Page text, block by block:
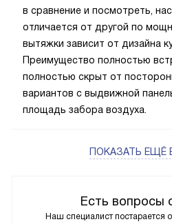
Есть вопросы
Наш специалист постарается
в сравнение и посмотреть,
отличается от другой по
вытяжки зависит от дизайна
Преимущество полностью
полностью скрыт от
вариантов с выдвижной
площадь забора воздуха.
ПОКАЗАТЬ ЕЩЁ